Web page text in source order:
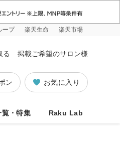
ープ 楽天生命 楽天市場
る 掲載ご希望のサロン様
お気に入り
ン
覧・特集 Raku Lab